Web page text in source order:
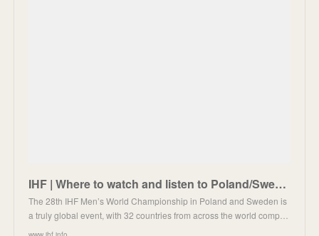
IHF | Where to watch and listen to Poland/Sweden 2023
The 28th IHF Men’s World Championship in Poland and Sweden is
a truly global event, with 32 countries from across the world comp…